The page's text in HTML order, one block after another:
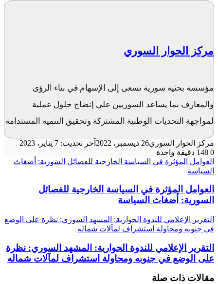
مركز الحوار السوري
مؤسسة بحثية سورية تسعى إلى الإسهام في بناء الرؤى
والمعارف بما يساعد السوريين على إنضاج حلول عملية
لمواجهة التحديات الوطنية المشتركة وتحقيق التنمية المستدامة
مركز الحوار السوري26 ديسمبر، 2022
آخر تحديث: 7 يناير، 2023
0
دقيقة واحدة
العوامل المؤثرة في السياسة الخارجية للفصائل السورية: أضغاث
السياسة
العوامل المؤثرة في السياسة الخارجية للفصائل
السورية: أضغاث السياسة
التقرير الإعلامي للندوة الحوارية: المشهد السوري: نظرة على الوضع
في جنوبه ومحاولة استشراف لمآلات شماله
التقرير الإعلامي للندوة الحوارية: المشهد السوري: نظرة
على الوضع في جنوبه ومحاولة استشراف لمآلات شماله
مقالات ذات صلة